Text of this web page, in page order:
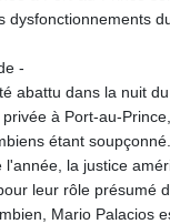
dysfonctionnements
-
abattu dans la nuit
à Port-au-
étant soupçonné.
l'année, la justice
leur rôle présumé
Mario Palacios